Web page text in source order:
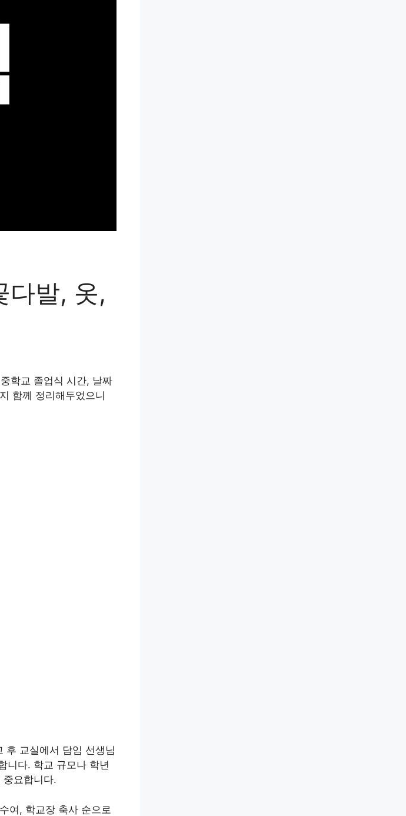
다발, 옷,
학교 졸업식 시간, 날짜
함께 정리해두었으니
후 교실에서 담임 선생님
니다. 학교 규모나 학년
요합니다.
여, 학교장 축사 순으로